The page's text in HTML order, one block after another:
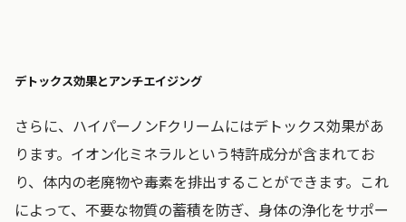
デトックス効果とアンチエイジング
さらに、ハイパーノンFクリームにはデトックス効果があ
ります。イオン化ミネラルという特許成分が含まれてお
り、体内の老廃物や毒素を排出することができます。これ
によって、不要な物質の蓄積を防ぎ、身体の浄化をサポー